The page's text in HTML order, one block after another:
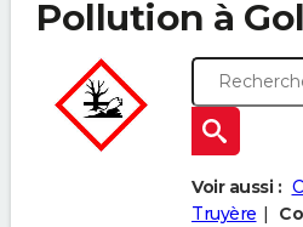
Pollution à
Voir aussi :
Truyère